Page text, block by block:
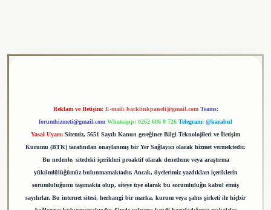
Reklam ve İletişim: E-mail: backlinkpaneli@gmail.com Teams:
forumhizmeti@gmail.com Whatsapp: 0262 606 0 726 Telegram: @karabul
Yasal Uyarı: Sitemiz, 5651 Sayılı Kanun gereğince Bilgi Teknolojileri ve İletişim
Kurumu (BTK) tarafından onaylanmış bir Yer Sağlayıcı olarak hizmet vermektedir.
Bu nedenle, sitedeki içerikleri proaktif olarak denetleme veya araştırma
yükümlülüğümüz bulunmamaktadır. Ancak, üyelerimiz yazdıkları içeriklerin
sorumluluğunu taşımakta olup, siteye üye olarak bu sorumluluğu kabul etmiş
sayılırlar. Bu internet sitesi, herhangi bir marka, kurum veya şahıs şirketi ile hiçbir